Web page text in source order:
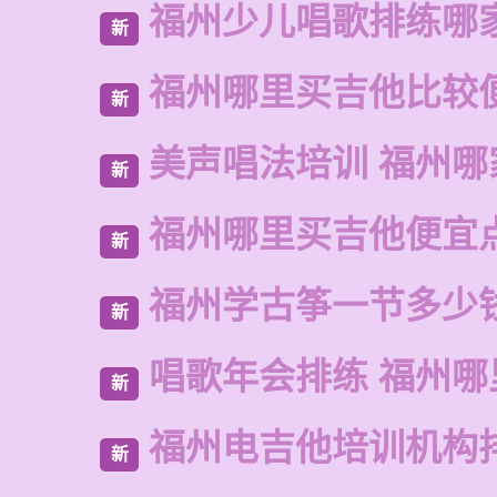
新 福州少儿唱歌排练哪
新 福州哪里买吉他比较
新 美声唱法培训 福州
新 福州哪里买吉他便宜
新 福州学古筝一节多少
新 唱歌年会排练 福州
新 福州电吉他培训机构